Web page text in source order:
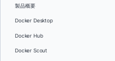
製品概要
Docker Desktop
Docker Hub
Docker Scout